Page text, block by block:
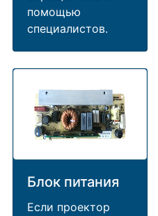
помощью
специалистов.
Блок питания
Если проектор